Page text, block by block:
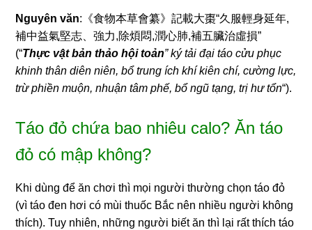
Nguyên văn: 《食物本草會纂》記載大棗“久服輕身延年,
補中益氣堅志、強力,除煩悶,潤心肺,補五臟治虛損”
(“Thực vật bản thảo hội toản” ký tải đại táo cửu phục
khinh thân diên niên, bổ trung ích khí kiên chí, cường lực,
trừ phiền muộn, nhuận tâm phế, bổ ngũ tạng, trị hư tổn“).
Táo đỏ chứa bao nhiêu calo? Ăn táo
đỏ có mập không?
Khi dùng để ăn chơi thì mọi người thường chọn táo đỏ
(vì táo đen hơi có mùi thuốc Bắc nên nhiều người không
thích). Tuy nhiên, những người biết ăn thì lại rất thích táo